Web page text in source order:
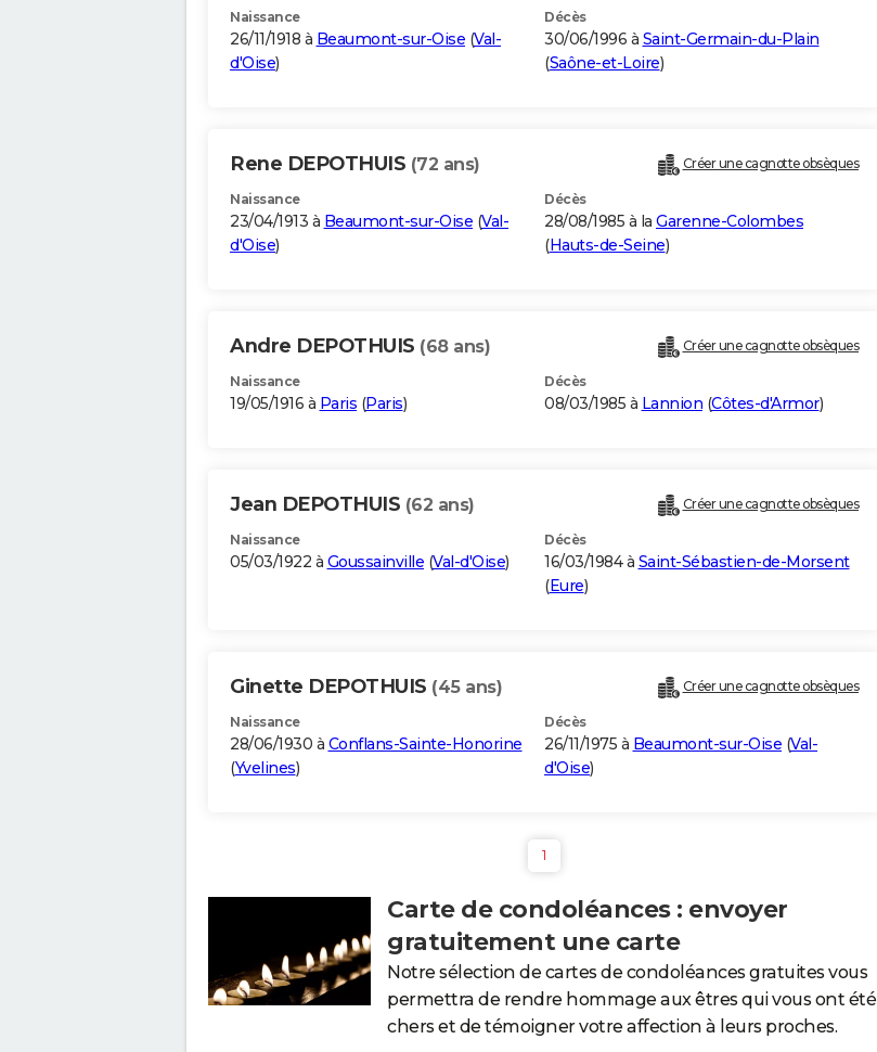
Naissance
26/11/1918 à Beaumont-sur-Oise (Val-
d'Oise)
Décès
30/06/1996 à Saint-Germain-du-Plain
(Saône-et-Loire)
Rene DEPOTHUIS (72 ans) Créer une cagnotte obsèques
Naissance
23/04/1913 à Beaumont-sur-Oise (Val-
d'Oise)
Décès
28/08/1985 à la Garenne-Colombes
(Hauts-de-Seine)
Andre DEPOTHUIS (68 ans) Créer une cagnotte obsèques
Naissance
19/05/1916 à Paris (Paris)
Décès
08/03/1985 à Lannion (Côtes-d'Armor)
Jean DEPOTHUIS (62 ans) Créer une cagnotte obsèques
Naissance
05/03/1922 à Goussainville (Val-d'Oise)
Décès
16/03/1984 à Saint-Sébastien-de-Morsent
(Eure)
Ginette DEPOTHUIS (45 ans) Créer une cagnotte obsèques
Naissance
28/06/1930 à Conflans-Sainte-Honorine
(Yvelines)
Décès
26/11/1975 à Beaumont-sur-Oise (Val-
d'Oise)
1
Carte de condoléances : envoyer
gratuitement une carte
Notre sélection de cartes de condoléances gratuites vous
permettra de rendre hommage aux êtres qui vous ont été
chers et de témoigner votre affection à leurs proches.